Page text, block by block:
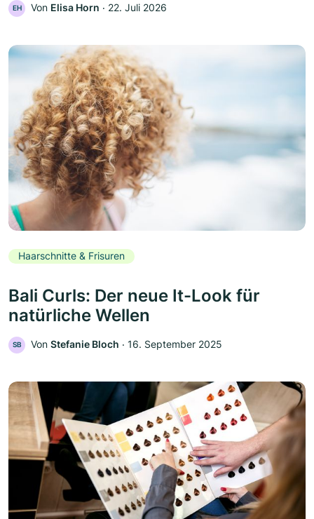
EH Von Elisa Horn ‧ 22. Juli 2026
Haarschnitte & Frisuren
Bali Curls: Der neue It-Look für
natürliche Wellen
SB Von Stefanie Bloch ‧ 16. September 2025